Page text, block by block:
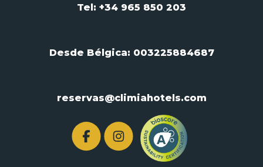
Tel: +34 965 850 203
Desde Bélgica: 003225884687
reservas@climiahotels.com